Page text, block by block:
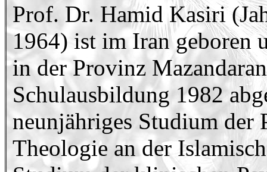
Prof. Dr. Hamid Kasiri
1964) ist im Iran geboren
in der Provinz
Schulausbildung 1982
neunjähriges Studium der
Theologie an der